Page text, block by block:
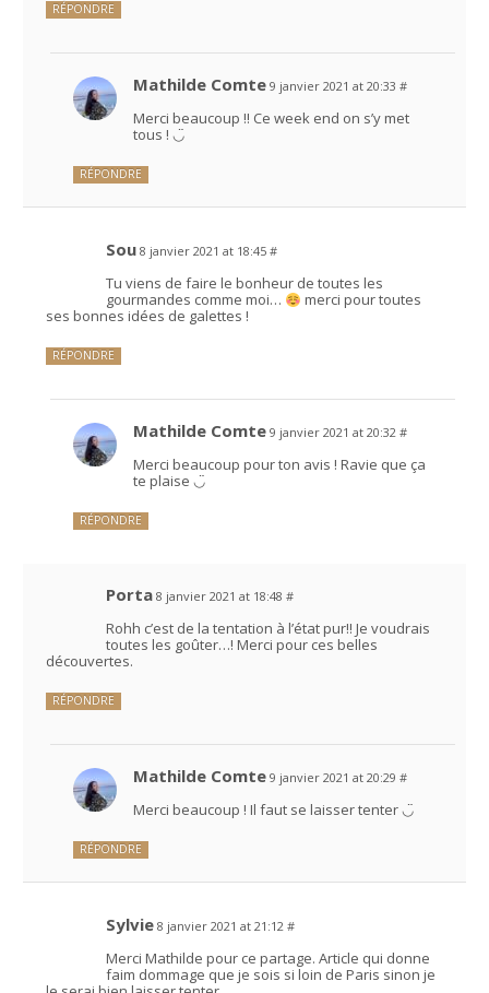
RÉPONDRE
Mathilde Comte 9 janvier 2021 at 20:33 #
Merci beaucoup !! Ce week end on s’y met
tous ! ◡̈
RÉPONDRE
Sou 8 janvier 2021 at 18:45 #
Tu viens de faire le bonheur de toutes les
gourmandes comme moi…
merci pour toutes
ses bonnes idées de galettes !
RÉPONDRE
Mathilde Comte 9 janvier 2021 at 20:32 #
Merci beaucoup pour ton avis ! Ravie que ça
te plaise ◡̈
RÉPONDRE
Porta 8 janvier 2021 at 18:48 #
Rohh c’est de la tentation à l’état pur!! Je voudrais
toutes les goûter…! Merci pour ces belles
découvertes.
RÉPONDRE
Mathilde Comte 9 janvier 2021 at 20:29 #
Merci beaucoup ! Il faut se laisser tenter ◡̈
RÉPONDRE
Sylvie 8 janvier 2021 at 21:12 #
Merci Mathilde pour ce partage. Article qui donne
faim dommage que je sois si loin de Paris sinon je